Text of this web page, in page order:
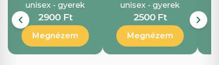
unisex - gyerek
2900 Ft
Megnézem
unisex - gyerek
2500 Ft
Megnézem